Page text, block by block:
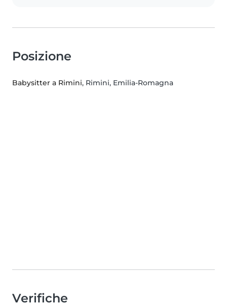
Posizione
Babysitter a Rimini, Rimini, Emilia-Romagna
Verifiche